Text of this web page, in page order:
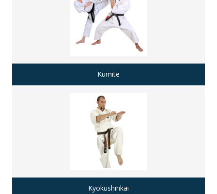
Kumite
Kyokushinkai